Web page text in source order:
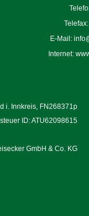
E-Mail:
Internet:
i. Innkreis, FN268371p
ID: ATU62098615
GmbH & Co. KG